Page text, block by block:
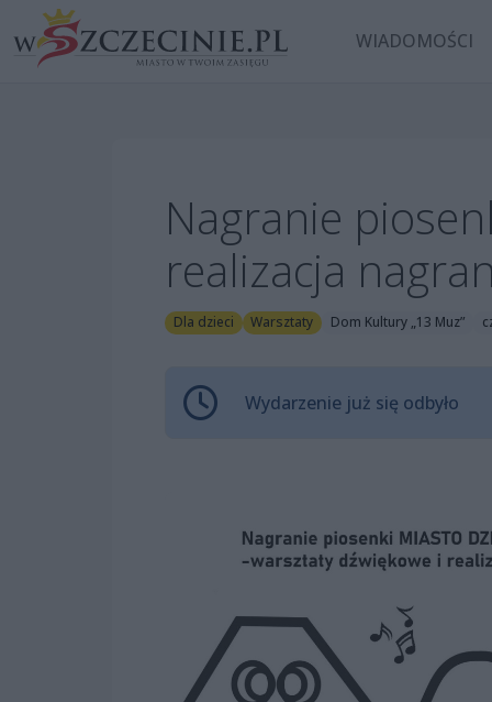
WIADOMOŚCI
Nagranie
realizacja
Dla dzieci Warsztaty Dom Kultury „13 Muz”
Wydarzenie już się odbyło